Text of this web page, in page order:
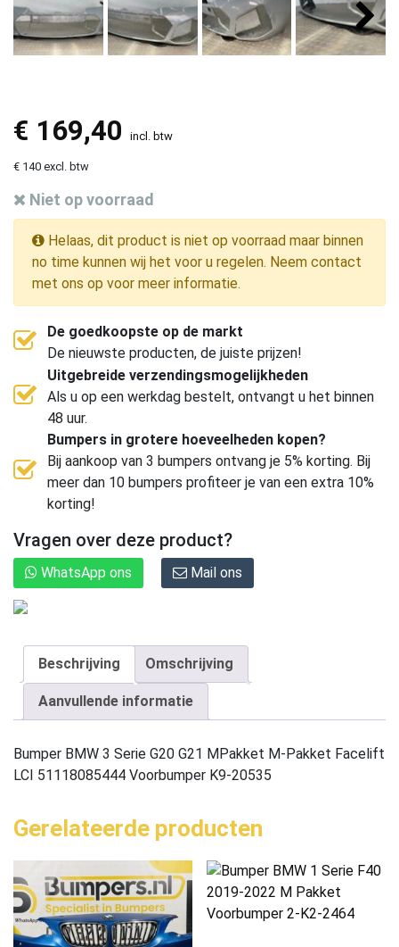
€ 169,40 incl. btw
€ 140 excl. btw
Niet op voorraad
Helaas, dit product is niet op voorraad maar binnen
no time kunnen wij het voor u regelen. Neem contact
met ons op voor meer informatie.
De goedkoopste op de markt
De nieuwste producten, de juiste prijzen!
Uitgebreide verzendingsmogelijkheden
Als u op een werkdag bestelt, ontvangt u het binnen
48 uur.
Bumpers in grotere hoeveelheden kopen?
Bij aankoop van 3 bumpers ontvang je 5% korting. Bij
meer dan 10 bumpers profiteer je van een extra 10%
korting!
Vragen over deze product?
WhatsApp ons Mail ons
Beschrijving Omschrijving
Aanvullende informatie
Bumper BMW 3 Serie G20 G21 MPakket M-Pakket Facelift
LCI 51118085444 Voorbumper K9-20535
Gerelateerde producten